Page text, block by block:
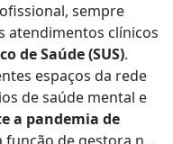
sempre
atendimentos clínicos
de Saúde (SUS).
espaços da rede
de saúde mental e
a pandemia de